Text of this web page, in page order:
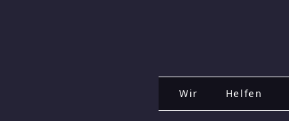
Wir Helfen